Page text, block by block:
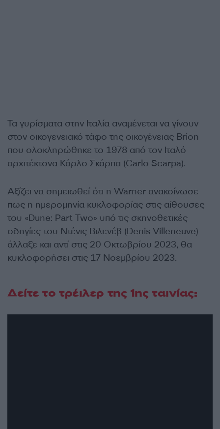
Τα γυρίσματα στην Ιταλία αναμένεται να γίνουν
στον οικογενειακό τάφο της οικογένειας Brion
που ολοκληρώθηκε το 1978 από τον Ιταλό
αρχιτέκτονα Κάρλο Σκάρπα (Carlo Scarpa).
Αξίζει να σημειωθεί ότι η Warner ανακοίνωσε
πως η ημερομηνία κυκλοφορίας στις αίθουσες
του «Dune: Part Two» υπό τις σκηνοθετικές
οδηγίες του Ντένις Βιλενέβ (Denis Villeneuve)
άλλαξε και αντί στις 20 Οκτωβρίου 2023, θα
κυκλοφορήσει στις 17 Νοεμβρίου 2023.
Δείτε το τρέιλερ της 1ης ταινίας: